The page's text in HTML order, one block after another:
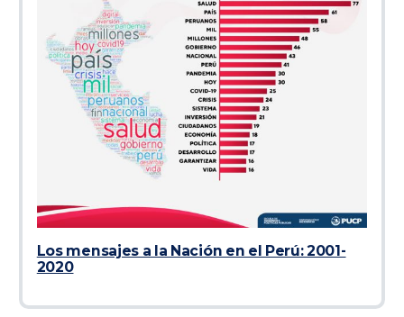
Los mensajes a la Nación en el Perú: 2001-
2020